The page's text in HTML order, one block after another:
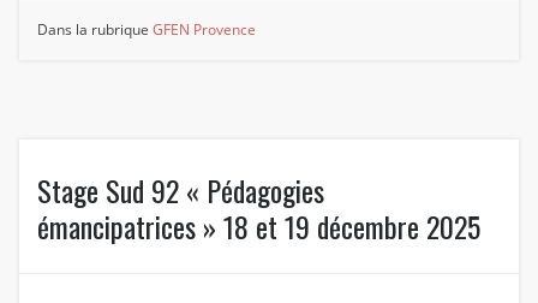
Dans la rubriqueGFEN Provence
Stage Sud 92 « Pédagogies
émancipatrices » 18 et 19 décembre 2025